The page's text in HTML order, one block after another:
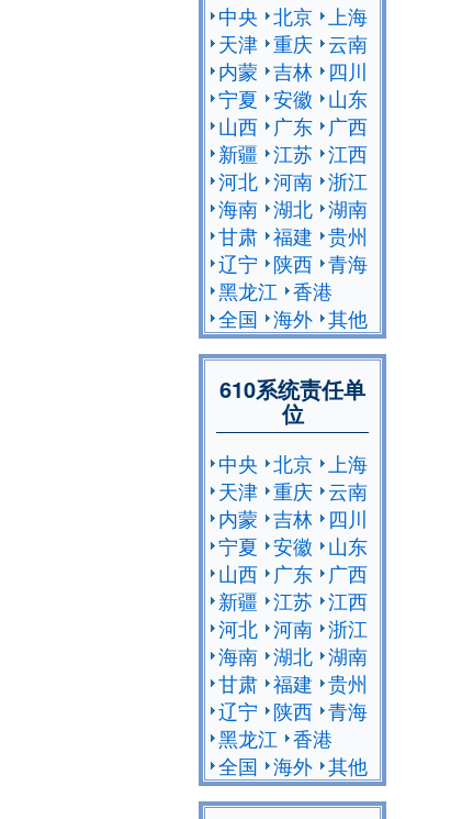
中央 北京
上海
天津 重庆 云南
内蒙 吉林
四川
宁夏 安徽
山东
山西
广东
广西
新疆 江苏 江西
河北 河南 浙江
海南 湖北 湖南
甘肃 福建 贵州
辽宁
陕西 青海
黑龙江 香港
全国 海外 其他
610系统责任单
位
中央 北京
上海
天津 重庆 云南
内蒙 吉林
四川
宁夏 安徽
山东
山西
广东
广西
新疆 江苏 江西
河北 河南 浙江
海南 湖北 湖南
甘肃 福建 贵州
辽宁
陕西 青海
黑龙江 香港
全国 海外 其他